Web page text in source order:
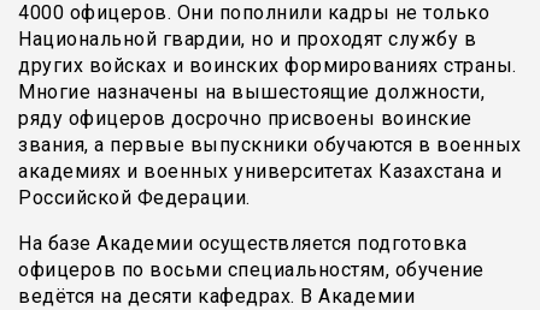
4000 офицеров. Они пополнили кадры не только
Национальной гвардии, но и проходят службу в
других войсках и воинских формированиях страны.
Многие назначены на вышестоящие должности,
ряду офицеров досрочно присвоены воинские
звания, а первые выпускники обучаются в военных
академиях и военных университетах Казахстана и
Российской Федерации.
На базе Академии осуществляется подготовка
офицеров по восьми специальностям, обучение
ведётся на десяти кафедрах. В Академии